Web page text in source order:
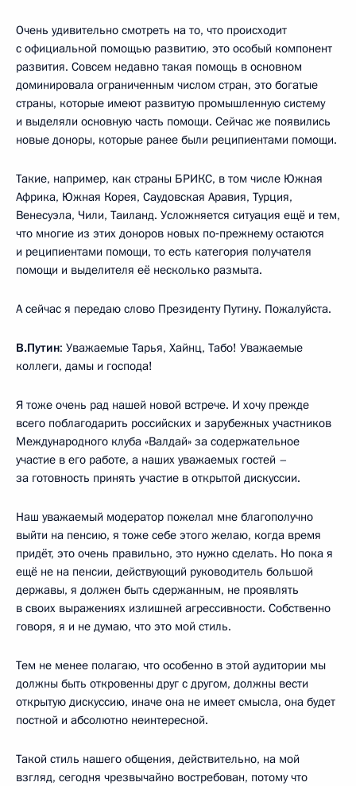
Очень удивительно смотреть на то, что происходит
с официальной помощью развитию, это особый компонент
развития. Совсем недавно такая помощь в основном
доминировала ограниченным числом стран, это богатые
страны, которые имеют развитую промышленную систему
и выделяли основную часть помощи. Сейчас же появились
новые доноры, которые ранее были реципиентами помощи.
Такие, например, как страны БРИКС, в том числе Южная
Африка, Южная Корея, Саудовская Аравия, Турция,
Венесуэла, Чили, Таиланд. Усложняется ситуация ещё и тем,
что многие из этих доноров новых по‑прежнему остаются
и реципиентами помощи, то есть категория получателя
помощи и выделителя её несколько размыта.
А сейчас я передаю слово Президенту Путину. Пожалуйста.
В.Путин: Уважаемые Тарья, Хайнц, Табо! Уважаемые
коллеги, дамы и господа!
Я тоже очень рад нашей новой встрече. И хочу прежде
всего поблагодарить российских и зарубежных участников
Международного клуба «Валдай» за содержательное
участие в его работе, а наших уважаемых гостей –
за готовность принять участие в открытой дискуссии.
Наш уважаемый модератор пожелал мне благополучно
выйти на пенсию, я тоже себе этого желаю, когда время
придёт, это очень правильно, это нужно сделать. Но пока я
ещё не на пенсии, действующий руководитель большой
державы, я должен быть сдержанным, не проявлять
в своих выражениях излишней агрессивности. Собственно
говоря, я и не думаю, что это мой стиль.
Тем не менее полагаю, что особенно в этой аудитории мы
должны быть откровенны друг с другом, должны вести
открытую дискуссию, иначе она не имеет смысла, она будет
постной и абсолютно неинтересной.
Такой стиль нашего общения, действительно, на мой
взгляд, сегодня чрезвычайно востребован, потому что